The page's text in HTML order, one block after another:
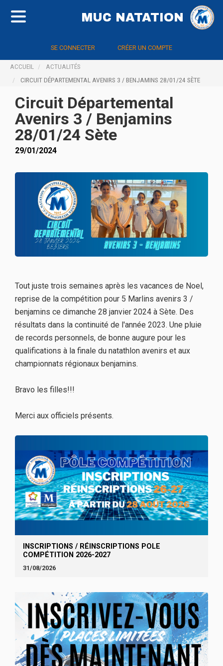
MUC NATATION
SE CONNECTER CRÉER UN COMPTE
ACCUEIL
ACTUALITÉS
CIRCUIT DÉPARTEMENTAL AVENIRS 3 / BENJAMINS 28/01/24 SÈTE
Circuit Départemental
Avenirs 3 / Benjamins
28/01/24 Sète
29/01/2024
Tout juste trois semaines après les vacances de Noel,
reprise de la compétition pour 5 Marlins avenirs 3 /
benjamins ce dimanche 28 janvier 2024 à Sète. Des
résultats dans la continuité de l'année 2023. Une pluie
de records personnels, de bonne augure pour les
qualifications à la finale du natathlon avenirs et aux
championnats régionaux benjamins.
Bravo les filles!!!
Merci aux officiels présents.
INSCRIPTIONS / RÉINSCRIPTIONS POLE
COMPÉTITION 2026-2027
31/08/2026